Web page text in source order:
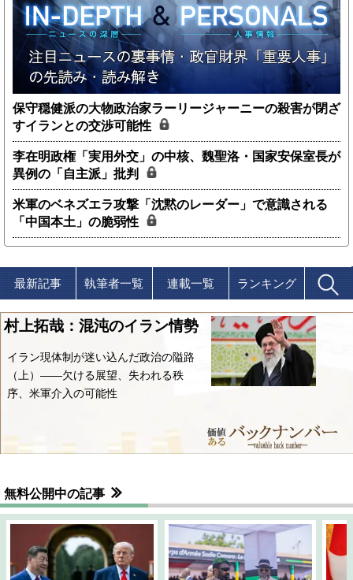
保守穏健派の大物政治家ラーリージャーニーの殺害が閉ざ
すイランとの交渉可能性
李在明政権「実用外交」の中核、魏聖洛・国家安保室長が
異例の「自主派」批判
米軍のベネズエラ攻撃「沈黙のレーダー」で意識される
「中国本土」の脆弱性
最新記事 執筆者一覧 連載一覧 ランキング
村上拓哉：混沌のイラン情勢
イラン現体制が迷い込んだ政治の隘路
（上）――欠ける展望、失われる秩
序、米軍介入の可能性
無料公開中の記事